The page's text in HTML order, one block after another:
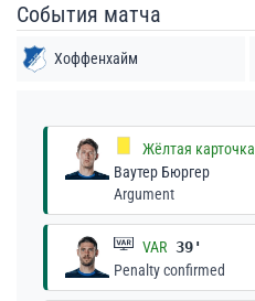
События матча
Хоффенхайм
Жёлтая карточка
Ваутер Бюргер
Argument
VAR 39'
Penalty confirmed